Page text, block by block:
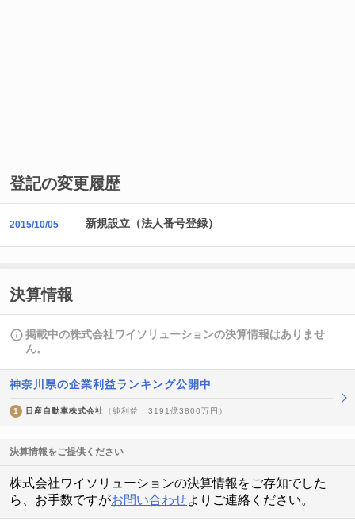
登記の変更履歴
2015/10/05 新規設立（法人番号登録）
決算情報
掲載中の株式会社ワイソリューションの決算情報はありませ
ん。
神奈川県の企業利益ランキング公開中
1 日産自動車株式会社 （純利益 : 3191億3800万円）
決算情報をご提供ください
株式会社ワイソリューションの決算情報をご存知でした
ら、お手数ですがお問い合わせよりご連絡ください。